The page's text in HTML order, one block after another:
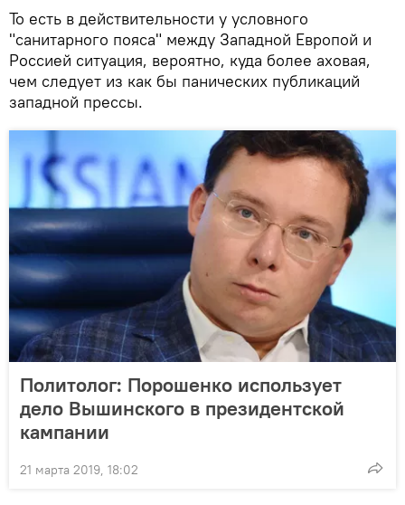
То есть в действительности у условного
"санитарного пояса" между Западной Европой и
Россией ситуация, вероятно, куда более аховая,
чем следует из как бы панических публикаций
западной прессы.
Политолог: Порошенко использует
дело Вышинского в президентской
кампании
21 марта 2019, 18:02